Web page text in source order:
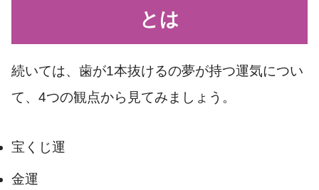
とは
続いては、歯が1本抜けるの夢が持つ運気につい
て、4つの観点から見てみましょう。
宝くじ運
金運